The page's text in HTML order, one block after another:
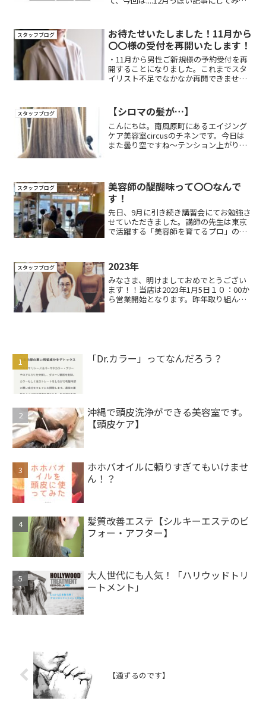
５年目ですけどね笑）、２０１...
スタッフブログ
お待たせいたしました！11月から
〇〇様の受付を再開いたします！
・11月から男性ご新規様の予約受付を再
開することになりました。これまでスタ
イリスト不足でなかなか再開できません
リストの「蟹江」のみとなります。です
のでWEB予約のさいは...
スタッフブログ 【シロマの髪が…】
こんにちは。南風原町にあるエイジング
ケア美容室circusのチネンです。今日は
また曇り空ですね〜テンション上がりま
効果を...
スタッフブログ
美容師の醍醐味って〇〇なんで
す！
先日、9月に引き続き講習会にてお勉強さ
せていただきました。講師の先生は東京
で活躍する「美容師を育てるプロ」の美
会です（＾＾）今回も「カット技術」を
中心に年代別の骨格の違...
スタッフブログ 2023年
みなさま、明けましておめでとうござい
ます！！当店は2023年1月5日１０：00か
ら営業開始となります。昨年取り組んで
「Dr.カラー」ってなんだろう？
沖縄で頭皮洗浄ができる美容室です。
【頭皮ケア】
ホホバオイルに頼りすぎてもいけませ
ん！？
髪質改善エステ【シルキーエステのビ
フォー・アフター】
大人世代にも人気！「ハリウッドトリ
ートメント」
【通ずるのです】